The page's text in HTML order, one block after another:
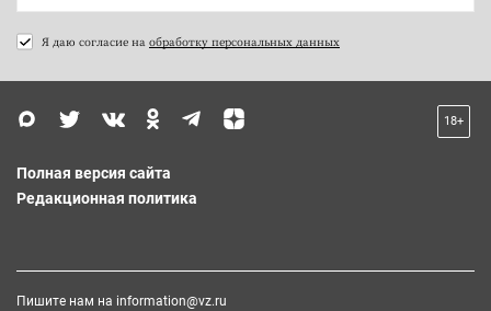
Я даю согласие на обработку персональных данных
18+
Полная версия сайта
Редакционная политика
Пишите нам на information@vz.ru